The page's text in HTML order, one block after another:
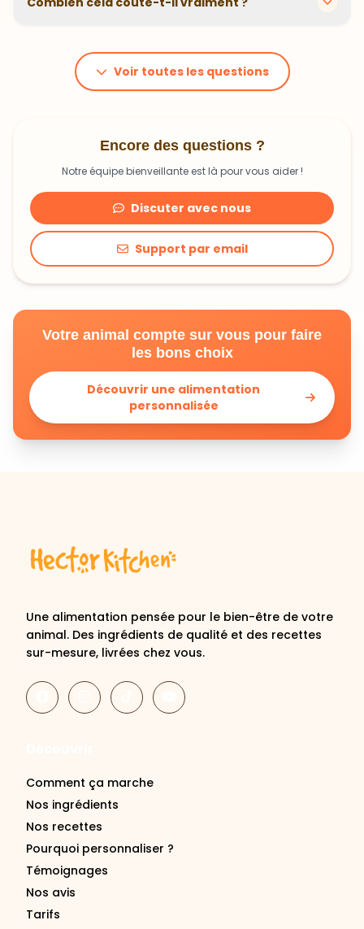
animal. En moyenne, comptez 1,20€ à 1,99€ par jour.
C'est un investissement dans sa santé qui peut vous
faire économiser en frais vétérinaires !
Voir toutes les questions
Encore des questions ?
Notre équipe bienveillante est là pour vous aider !
Discuter avec nous
Support par email
Votre animal compte sur vous pour faire
les bons choix
Découvrir une alimentation
personnalisée
Une alimentation pensée pour le bien-être de votre
animal. Des ingrédients de qualité et des recettes
sur-mesure, livrées chez vous.
Comment ça marche
Nos ingrédients
Nos recettes
Pourquoi personnaliser ?
Témoignages
Nos avis
Tarifs